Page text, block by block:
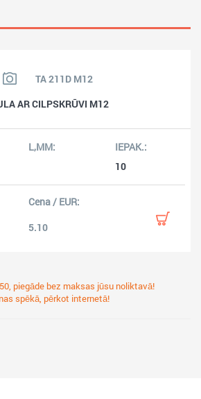
TA 211D M12
AR CILPSKRŪVI M12
10
5.10
piegāde bez maksas jūsu noliktavā!
spēkā, pērkot internetā!